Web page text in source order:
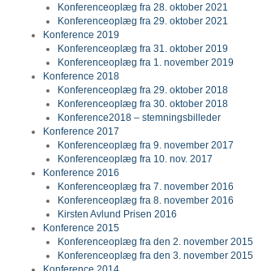
Konferenceoplæg fra 28. oktober 2021
Konferenceoplæg fra 29. oktober 2021
Konference 2019
Konferenceoplæg fra 31. oktober 2019
Konferenceoplæg fra 1. november 2019
Konference 2018
Konferenceoplæg fra 29. oktober 2018
Konferenceoplæg fra 30. oktober 2018
Konference2018 – stemningsbilleder
Konference 2017
Konferenceoplæg fra 9. november 2017
Konferenceoplæg fra 10. nov. 2017
Konference 2016
Konferenceoplæg fra 7. november 2016
Konferenceoplæg fra 8. november 2016
Kirsten Avlund Prisen 2016
Konference 2015
Konferenceoplæg fra den 2. november 2015
Konferenceoplæg fra den 3. november 2015